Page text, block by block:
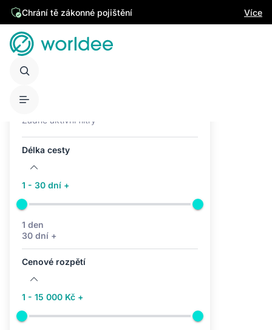
Chrání tě zákonné pojištění Více
Žádné aktivní filtry
Délka cesty
1 - 30 dní +
1 den
30 dní +
Cenové rozpětí
1 - 15 000 Kč +